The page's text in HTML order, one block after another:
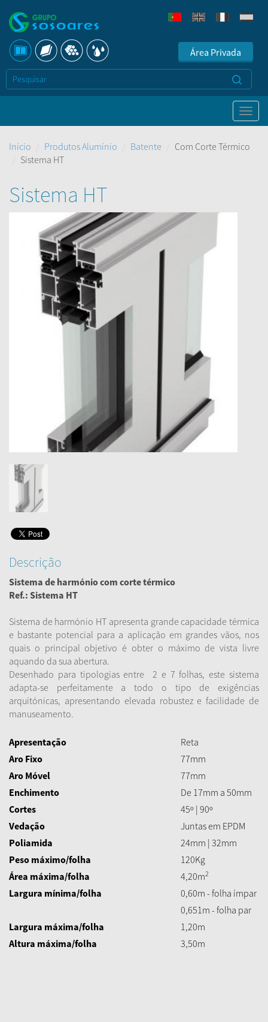
Área Privada
Início Produtos Alumínio Batente
Com Corte Térmico
Sistema HT
Sistema HT
Descrição
Sistema de harmónio com corte térmico
Ref.: Sistema HT
Sistema de harmónio HT apresenta grande capacidade térmica
e bastante potencial para a aplicação em grandes vãos, nos
quais o principal objetivo é obter o máximo de vista livre
aquando da sua abertura.
Desenhado para tipologias entre 2 e 7 folhas, este sistema
adapta-se perfeitamente a todo o tipo de exigências
arquitónicas, apresentando elevada robustez e facilidade de
manuseamento.
Apresentação
Reta
Aro Fixo
77mm
Aro Móvel
77mm
Enchimento
De 17mm a 50mm
Cortes
45º | 90º
Vedação
Juntas em EPDM
Poliamida
24mm | 32mm
Peso máximo/folha
120Kg
Área máxima/folha
4,20m2
Largura mínima/folha
0,60m - folha ímpar
0,651m - folha par
Largura máxima/folha
1,20m
Altura máxima/folha 3,50m